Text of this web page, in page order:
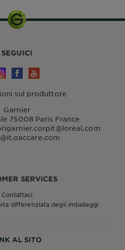
AL SITO
SERVICES
Contattaci
differenziata degli imballaggi
SEGUICI
sul produttore
Garnier
75008 Paris France